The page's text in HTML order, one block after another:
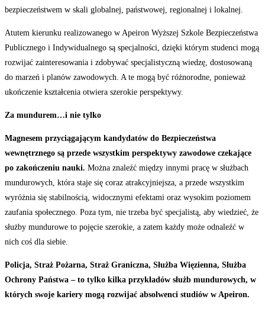
bezpieczeństwem w skali globalnej, państwowej, regionalnej i lokalnej.
Atutem kierunku realizowanego w Apeiron Wyższej Szkole Bezpieczeństwa
Publicznego i Indywidualnego są specjalności, dzięki którym studenci mogą
rozwijać zainteresowania i zdobywać specjalistyczną wiedzę, dostosowaną
do marzeń i planów zawodowych. A te mogą być różnorodne, ponieważ
ukończenie kształcenia otwiera szerokie perspektywy.
Za mundurem…i nie tylko
Magnesem przyciągającym kandydatów do Bezpieczeństwa
wewnętrznego są przede wszystkim perspektywy zawodowe czekające
po zakończeniu nauki. Można znaleźć między innymi pracę w służbach
mundurowych, która staje się coraz atrakcyjniejsza, a przede wszystkim
wyróżnia się stabilnością, widocznymi efektami oraz wysokim poziomem
zaufania społecznego. Poza tym, nie trzeba być specjalistą, aby wiedzieć, że
służby mundurowe to pojęcie szerokie, a zatem każdy może odnaleźć w
nich coś dla siebie.
Policja, Straż Pożarna, Straż Graniczna, Służba Więzienna, Służba
Ochrony Państwa – to tylko kilka przykładów służb mundurowych, w
których swoje kariery mogą rozwijać absolwenci studiów w Apeiron.